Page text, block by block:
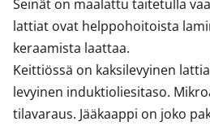
katospaikkoja.
Porarinkatu 3 tärkeää lisätietoa
Seinät on maalattu taitetulla
lattiat ovat helppohoitoista
keraamista laattaa.
Keittiössä on kaksilevyinen
levyinen induktioliesitaso.
tilavaraus. Jääkaappi on joko